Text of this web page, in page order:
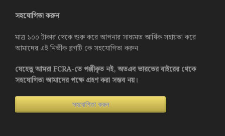
সহযোগিতা করুন
মাত্র ১০০ টাকার থেকে শুরু করে আপনার সাধ্যমত আর্থিক সহায়তা করে
আমাদের এই নির্ভীক ব্লগটি কে সহযোগিতা করুন
যেহেতু আমরা FCRA-তে পঞ্জীকৃত নই, অতএব ভারতের বাইরের থেকে
সহযোগিতা আমাদের পক্ষে গ্রহণ করা সম্ভব নয়।
সহযোগিতা করুন